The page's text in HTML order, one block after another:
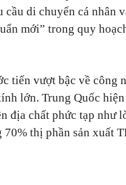
di chuyển cá nhân
mới” trong quy
tiến vượt bậc về công
lớn. Trung Quốc
địa chất phức tạp như
thị phần sản xuất